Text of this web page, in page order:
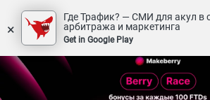
×
Где Трафик? — СМИ для акул в
арбитража и маркетинга
Get in Google Play